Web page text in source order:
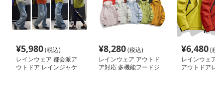
¥5,980(税込)
レインウェア 都会派ア
ウトドア レインジャケ
¥8,280(税込)
レインウェア アウトド
ア対応 多機能フードジ
¥6,480(税
レインウェア
アウトドアレ